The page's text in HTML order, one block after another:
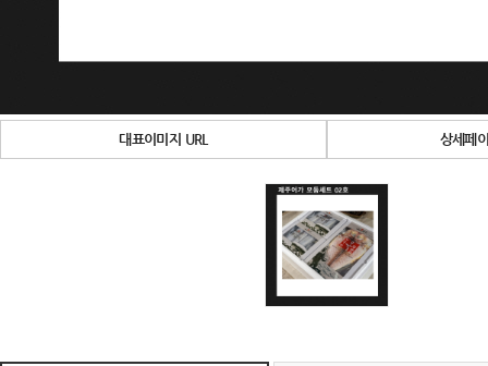
대표이미지 URL 상세페